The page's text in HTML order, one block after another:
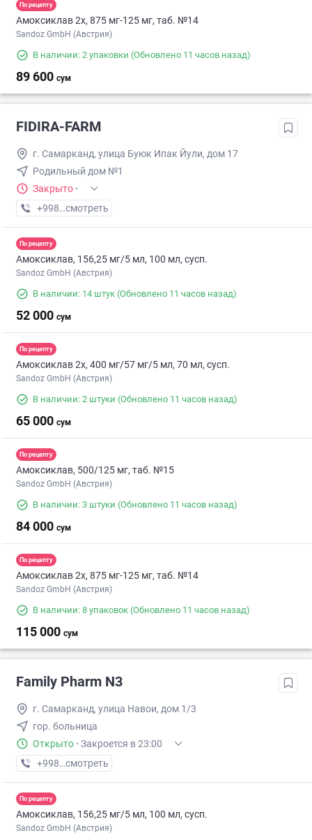
По рецепту
Амоксиклав 2х, 875 мг-125 мг, таб. №14
Sandoz GmbH (Австрия)
В наличии: 2 упаковки (Обновлено 11 часов назад)
89 600 сум
FIDIRA-FARM
г. Самарканд, улица Буюк Ипак Йули, дом 17
Родильный дом №1
Закрыто ·
+998 (66) XXX-XX-XX
смотреть
По рецепту
Амоксиклав, 156,25 мг/5 мл, 100 мл, сусп.
Sandoz GmbH (Австрия)
В наличии: 14 штук (Обновлено 11 часов назад)
52 000 сум
По рецепту
Амоксиклав 2х, 400 мг/57 мг/5 мл, 70 мл, сусп.
Sandoz GmbH (Австрия)
В наличии: 2 штуки (Обновлено 11 часов назад)
65 000 сум
По рецепту
Амоксиклав, 500/125 мг, таб. №15
Sandoz GmbH (Австрия)
В наличии: 3 штуки (Обновлено 11 часов назад)
84 000 сум
По рецепту
Амоксиклав 2х, 875 мг-125 мг, таб. №14
Sandoz GmbH (Австрия)
В наличии: 8 упаковок (Обновлено 11 часов назад)
115 000 сум
Family Pharm N3
г. Самарканд, улица Навои, дом 1/3
гор. больница
Открыто · Закроется в 23:00
+998 (95) XXX-XX-XX
смотреть
По рецепту
Амоксиклав, 156,25 мг/5 мл, 100 мл, сусп.
Sandoz GmbH (Австрия)